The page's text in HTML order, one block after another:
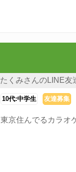
たくみさんのLINE友
10代:中学生 友達募集
東京住んでるカラオ